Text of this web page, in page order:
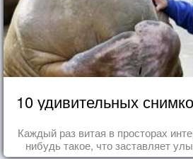
10 удивительных
Каждый раз витая в просторах
нибудь такое, что заставляет